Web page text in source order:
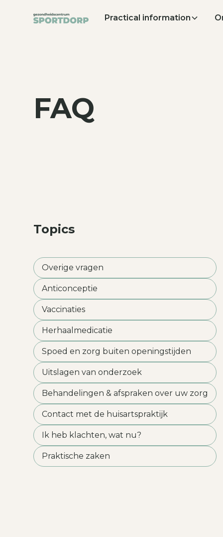
Practical information
FAQ
Topics
Overige vragen
Anticonceptie
Vaccinaties
Herhaalmedicatie
Spoed en zorg buiten openingstijden
Uitslagen van onderzoek
Behandelingen & afspraken over uw zorg
Contact met de huisartspraktijk
Ik heb klachten, wat nu?
Praktische zaken